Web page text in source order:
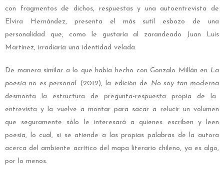
con fragmentos de dichos, respuestas y una autoentrevista de
Elvira Hernández, presenta el más sutil esbozo de una
personalidad que, como le gustaría al zarandeado Juan Luis
Martínez, irradiaría una identidad velada.
De manera similar a lo que había hecho con Gonzalo Millán en La
poesía no es personal (2012), la edición de No soy tan moderna
desmonta la estructura de pregunta-respuesta propia de la
entrevista y la vuelve a montar para sacar a relucir un volumen
que seguramente sólo le interesará a quienes escriben y leen
poesía, lo cual, si se atiende a las propias palabras de la autora
acerca del ambiente acrítico del mapa literario chileno, ya es algo,
por lo menos.